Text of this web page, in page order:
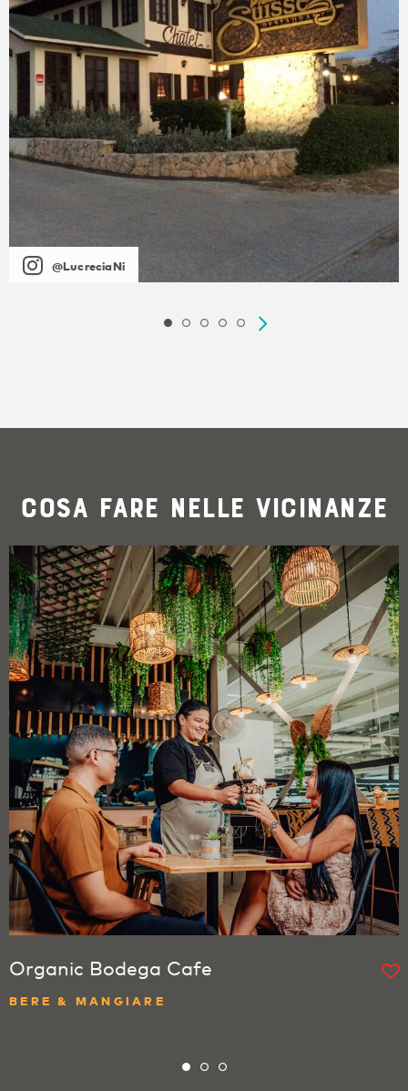
@LucreciaNi
Cosa fare nelle vicinanze
Organic Bodega Cafe
BERE & MANGIARE